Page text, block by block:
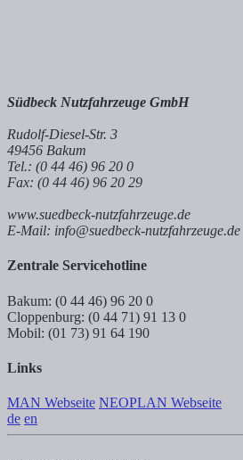
Südbeck Nutzfahrzeuge GmbH
Rudolf-Diesel-Str. 3
49456 Bakum
Tel.: (0 44 46) 96 20 0
Fax: (0 44 46) 96 20 29
www.suedbeck-nutzfahrzeuge.de
E-Mail: info@suedbeck-nutzfahrzeuge.de
Zentrale Servicehotline
Bakum: (0 44 46) 96 20 0
Cloppenburg: (0 44 71) 91 13 0
Mobil: (01 73) 91 64 190
Links
MAN Webseite NEOPLAN Webseite
de en